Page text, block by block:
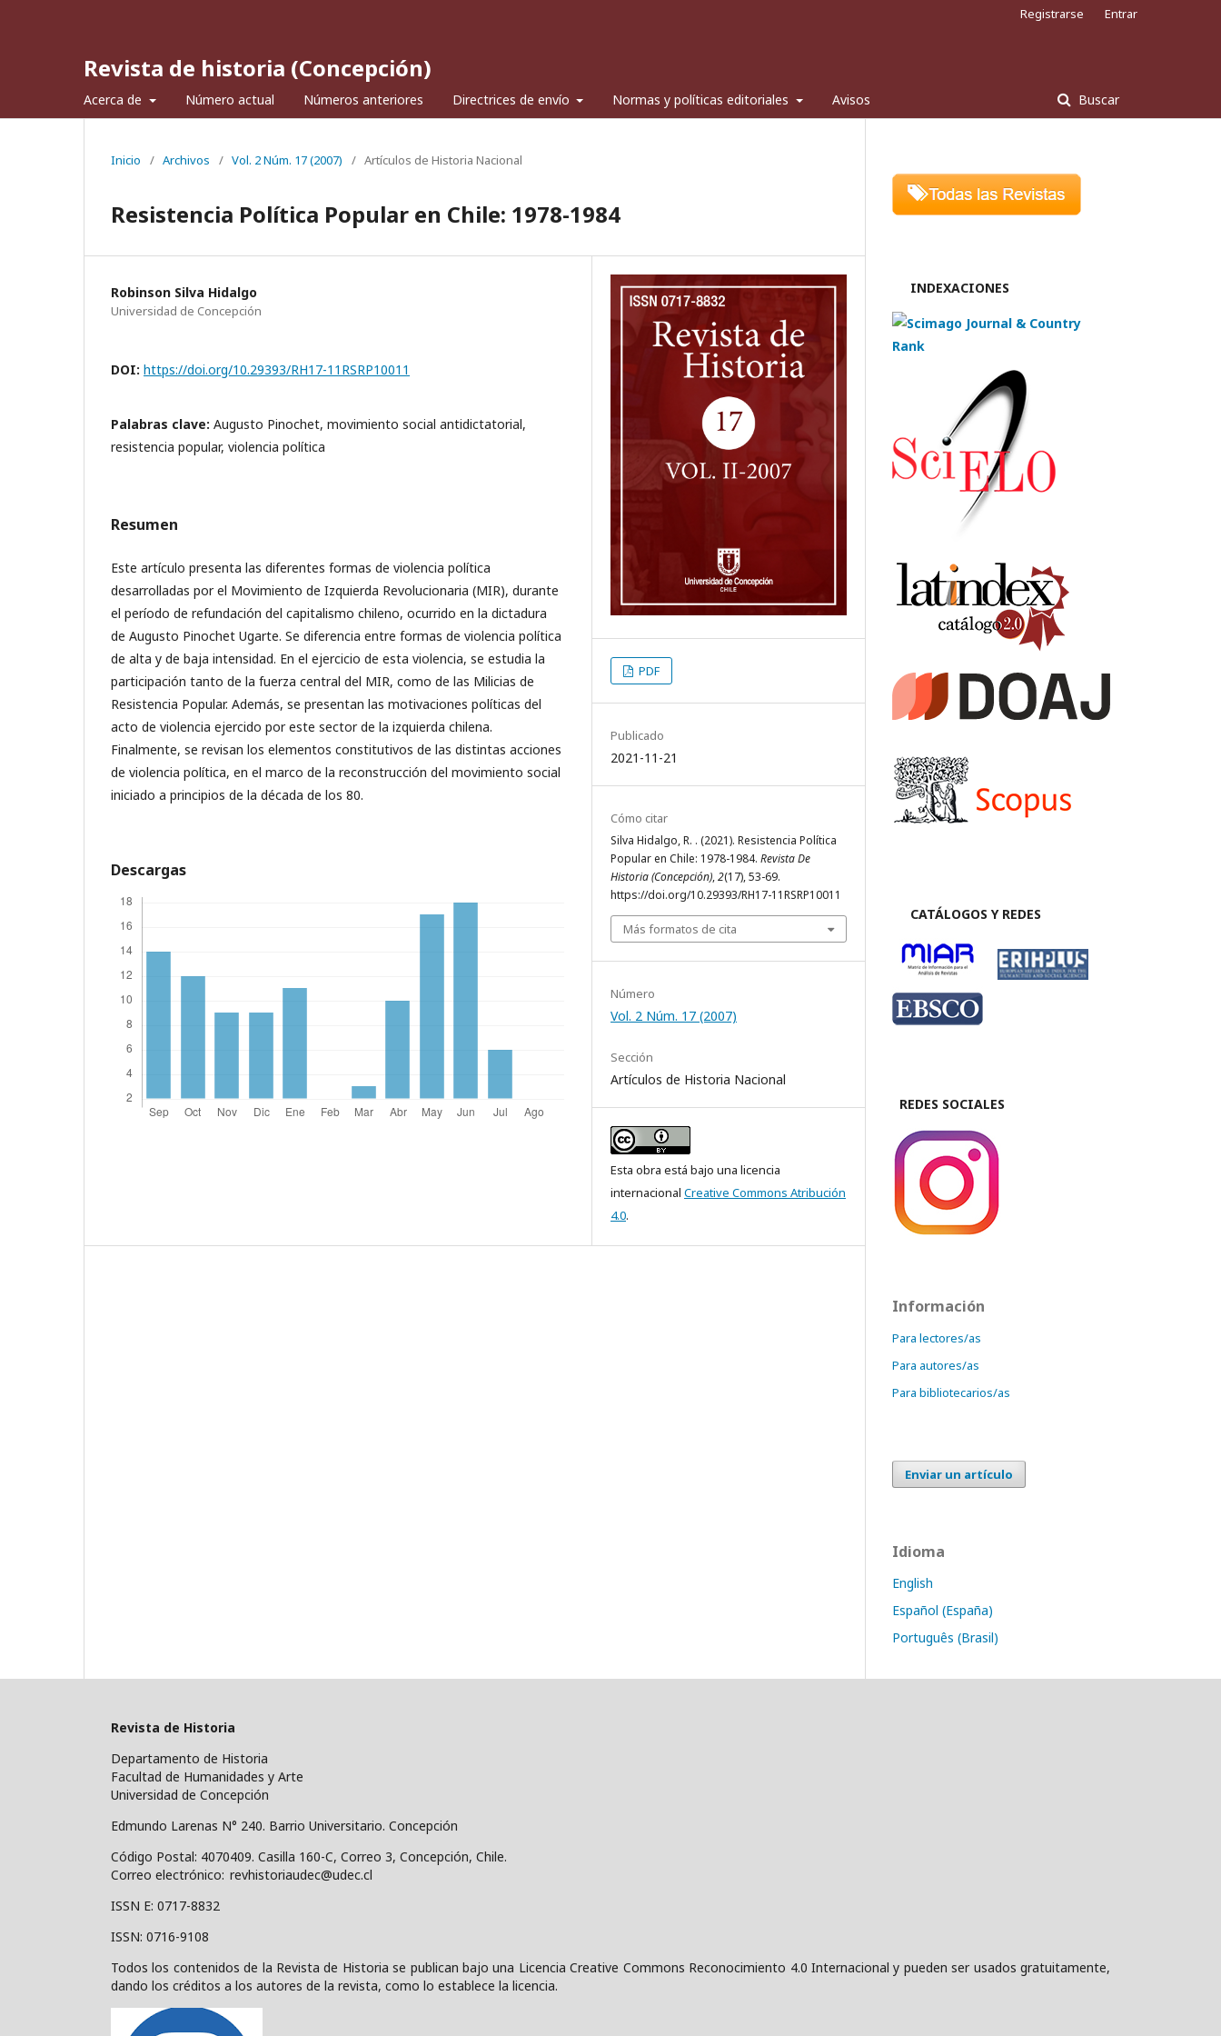
Revista de historia (Concepción)
Acerca de Número actual Números anteriores Directrices de envío Normas y políticas editoriales Avisos Buscar
Registrarse Entrar
Inicio / Archivos / Vol. 2 Núm. 17 (2007) / Artículos de Historia Nacional
Resistencia Política Popular en Chile: 1978-1984
Robinson Silva Hidalgo
Universidad de Concepción
DOI: https://doi.org/10.29393/RH17-11RSRP10011
Palabras clave: Augusto Pinochet, movimiento social antidictatorial,
resistencia popular, violencia política
Resumen
Este artículo presenta las diferentes formas de violencia política
desarrolladas por el Movimiento de Izquierda Revolucionaria (MIR), durante
el período de refundación del capitalismo chileno, ocurrido en la dictadura
de Augusto Pinochet Ugarte. Se diferencia entre formas de violencia política
de alta y de baja intensidad. En el ejercicio de esta violencia, se estudia la
participación tanto de la fuerza central del MIR, como de las Milicias de
Resistencia Popular. Además, se presentan las motivaciones políticas del
acto de violencia ejercido por este sector de la izquierda chilena.
Finalmente, se revisan los elementos constitutivos de las distintas acciones
de violencia política, en el marco de la reconstrucción del movimiento social
iniciado a principios de la década de los 80.
Descargas
PDF
Publicado
2021-11-21
Cómo citar
Silva Hidalgo, R. . (2021). Resistencia Política
Popular en Chile: 1978-1984. Revista De
Historia (Concepción),2(17), 53-69.
https://doi.org/10.29393/RH17-11RSRP10011
Más formatos de cita
Número
Vol. 2 Núm. 17 (2007)
Sección
Artículos de Historia Nacional
Esta obra está bajo una licencia
internacional Creative Commons Atribución
4.0.
INDEXACIONES
CATÁLOGOS Y REDES
REDES SOCIALES
Información
Para lectores/as
Para autores/as
Para bibliotecarios/as
Enviar un artículo
Idioma
English
Español (España)
Português (Brasil)
Revista de Historia
Departamento de Historia
Facultad de Humanidades y Arte
Universidad de Concepción
Edmundo Larenas N° 240. Barrio Universitario. Concepción
Código Postal: 4070409. Casilla 160-C, Correo 3, Concepción, Chile.
Correo electrónico: revhistoriaudec@udec.cl
ISSN E: 0717-8832
ISSN: 0716-9108
Todos los contenidos de la Revista de Historia se publican bajo una Licencia Creative Commons Reconocimiento 4.0 Internacional y pueden ser usados gratuitamente,
dando los créditos a los autores de la revista, como lo establece la licencia.